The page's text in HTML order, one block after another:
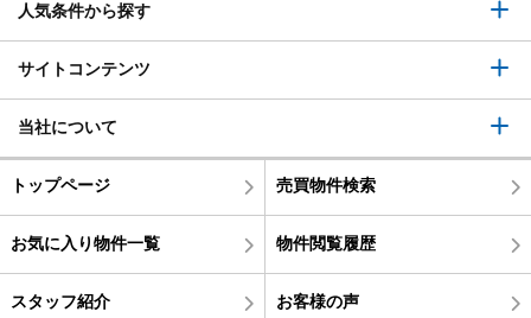
人気条件から探す
サイトコンテンツ
当社について
トップページ 売買物件検索
お気に入り物件一覧 物件閲覧履歴
スタッフ紹介 お客様の声